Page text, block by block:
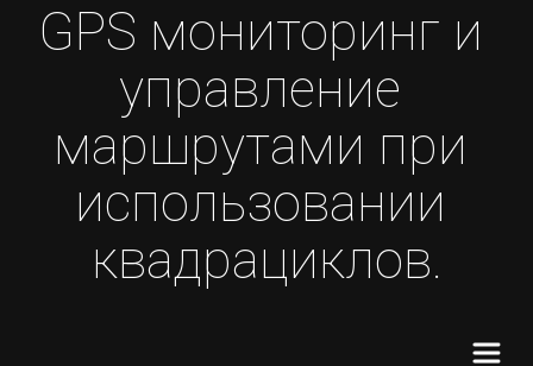
GPS мониторинг и
управление
маршрутами при
использовании
квадрациклов.